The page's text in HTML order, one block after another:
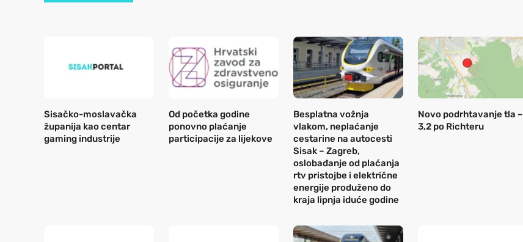
Sisačko-moslavačka
županija kao centar
gaming industrije
Od početka godine
ponovno plaćanje
participacije za lijekove
Besplatna vožnja
vlakom, neplaćanje
cestarine na autocesti
Sisak – Zagreb,
oslobađanje od plaćanja
rtv pristojbe i električne
energije produženo do
kraja lipnja iduće godine
Novo podrhtavanje tla –
3,2 po Richteru